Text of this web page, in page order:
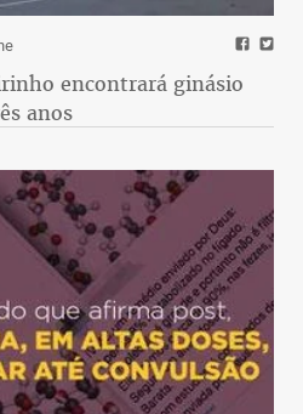
encontrará ginásio
anos